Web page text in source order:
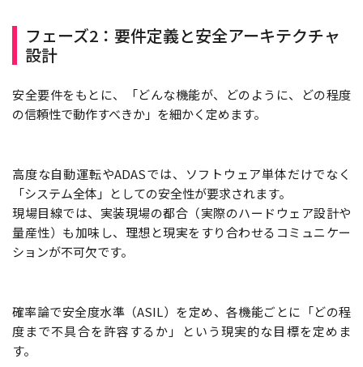
フェーズ2：要件定義と安全アーキテクチャ
設計
安全要件をもとに、「どんな機能が、どのように、どの程度
の信頼性で動作すべきか」を細かく定めます。
高度な自動運転やADASでは、ソフトウェア単体だけでなく
「システム全体」としての安全性が要求されます。
現場目線では、実装現場の都合（実際のハードウェア設計や
量産性）も加味し、理想と現実をすり合わせるコミュニケー
ションが不可欠です。
確率論で安全度水準（ASIL）を定め、各機能ごとに「どの程
度まで不具合を許容するか」という現実的な目標を定めま
す。